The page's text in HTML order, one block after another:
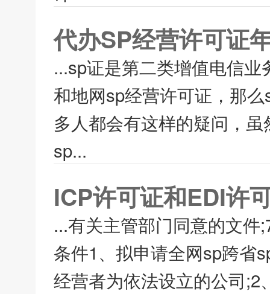
代办SP经营许可证
...sp证是第二类增值电信
和地网sp经营许可证，那
多人都会有这样的疑问，
sp...
ICP许可证和EDI许
...有关主管部门同意的文
条件1、拟申请全网sp跨省
经营者为依法设立的公司